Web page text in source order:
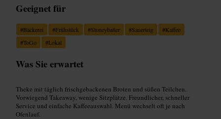
Geeignet für
#Bäckerei #Frühstück #Stoneybatter #Sauerteig #Kaffee
#ToGo #Lokal
Was Sie erwartet
Theke mit täglich frischgebackenen Broten und süßen Teilchen.
Vorwiegend Takeaway, wenige Sitzplätze. Freundlicher, schneller
Service und einfache Kaffeeauswahl. Menü wechselt oft je nach
Ofenlauf.